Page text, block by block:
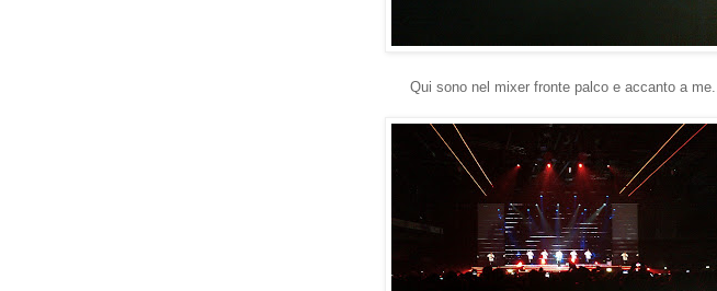
Qui sono nel mixer fronte palco e accanto a me...